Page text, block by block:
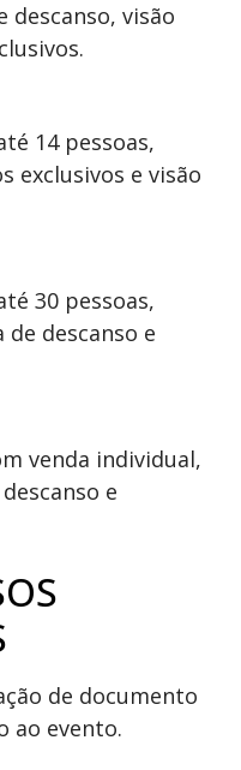
descanso, visão
14 pessoas,
exclusivos e visão
30 pessoas,
descanso e
venda individual,
e
de documento
ao evento.